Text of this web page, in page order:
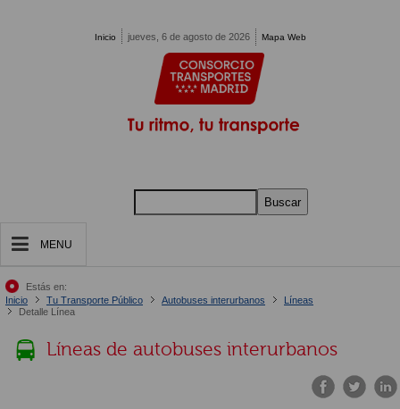
Inicio jueves, 6 de agosto de 2026 Mapa Web
Buscar
MENU
Estás en:
Inicio
Tu Transporte Público Autobuses interurbanos
Líneas
Detalle Línea
Líneas de autobuses interurbanos